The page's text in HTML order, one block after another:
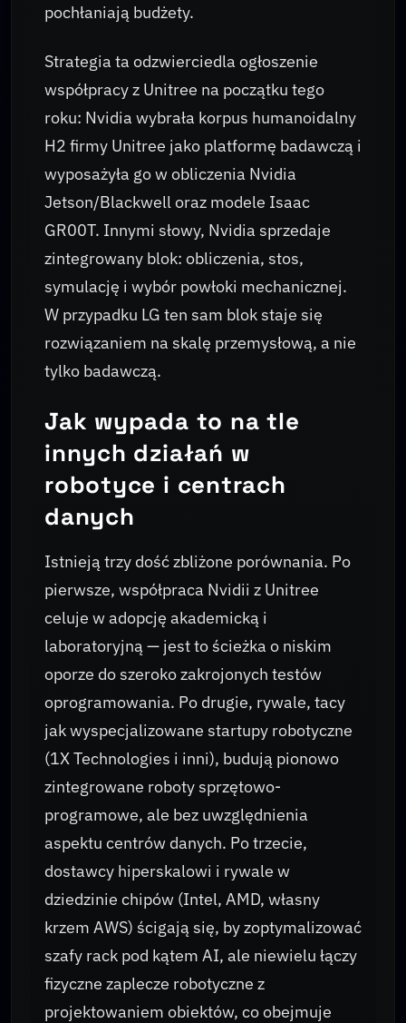
pochłaniają budżety.
Strategia ta odzwierciedla ogłoszenie
współpracy z Unitree na początku tego
roku: Nvidia wybrała korpus humanoidalny
H2 firmy Unitree jako platformę badawczą i
wyposażyła go w obliczenia Nvidia
Jetson/Blackwell oraz modele Isaac
GR00T. Innymi słowy, Nvidia sprzedaje
zintegrowany blok: obliczenia, stos,
symulację i wybór powłoki mechanicznej.
W przypadku LG ten sam blok staje się
rozwiązaniem na skalę przemysłową, a nie
tylko badawczą.
Jak wypada to na tle
innych działań w
robotyce i centrach
danych
Istnieją trzy dość zbliżone porównania. Po
pierwsze, współpraca Nvidii z Unitree
celuje w adopcję akademicką i
laboratoryjną — jest to ścieżka o niskim
oporze do szeroko zakrojonych testów
oprogramowania. Po drugie, rywale, tacy
jak wyspecjalizowane startupy robotyczne
(1X Technologies i inni), budują pionowo
zintegrowane roboty sprzętowo-
programowe, ale bez uwzględnienia
aspektu centrów danych. Po trzecie,
dostawcy hiperskalowi i rywale w
dziedzinie chipów (Intel, AMD, własny
krzem AWS) ścigają się, by zoptymalizować
szafy rack pod kątem AI, ale niewielu łączy
fizyczne zaplecze robotyczne z
projektowaniem obiektów, co obejmuje